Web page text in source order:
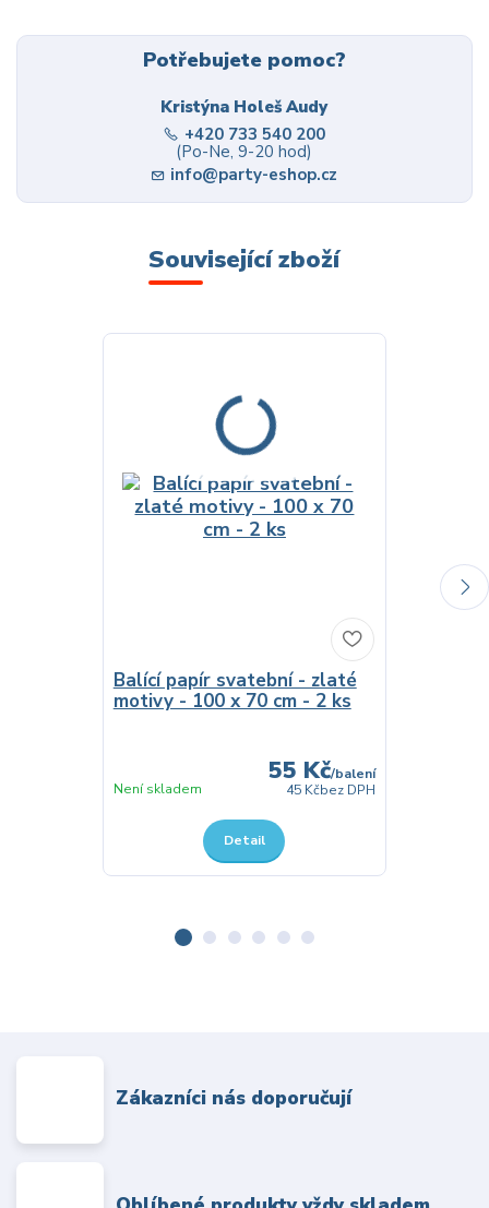
Potřebujete pomoc?
Kristýna Holeš Audy
+420 733 540 200
(Po-Ne, 9-20 hod)
info@party-eshop.cz
Související zboží
Balící papír svatební - zlaté
motivy - 100 x 70 cm - 2 ks
55 Kč/balení
45 Kčbez DPH
Není skladem
Detail
Zákazníci nás doporučují